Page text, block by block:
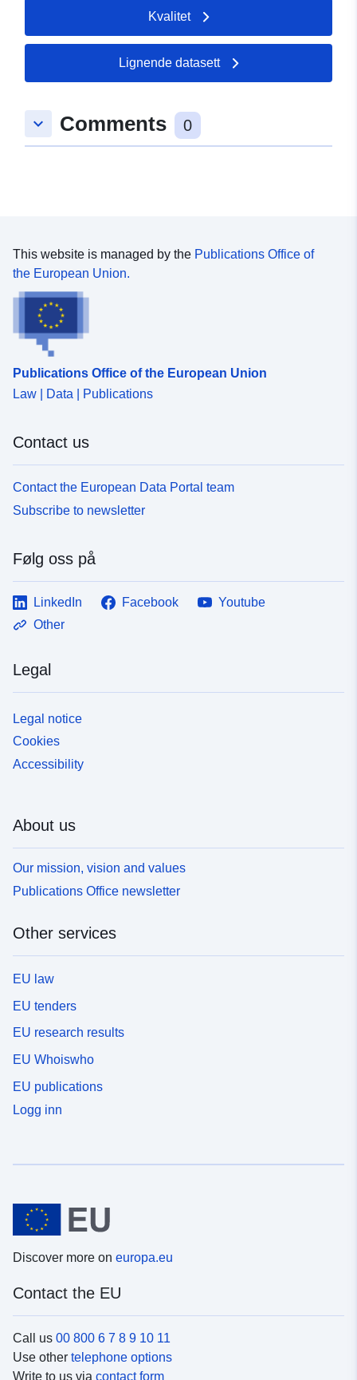
Kvalitet
Lignende datasett
keyboard_arrow_down Comments 0
This website is managed by the Publications Office of
the European Union.
Publications Office of the European Union
Law | Data | Publications
Contact us
Contact the European Data Portal team
Subscribe to newsletter
Følg oss på
LinkedIn Facebook
Youtube
Other
Legal
Legal notice
Cookies
Accessibility
About us
Our mission, vision and values
Publications Office newsletter
Other services
EU law
EU tenders
EU research results
EU Whoiswho
EU publications
Logg inn
Discover more on europa.eu
Contact the EU
Call us 00 800 6 7 8 9 10 11
Use other telephone options
Write to us via contact form